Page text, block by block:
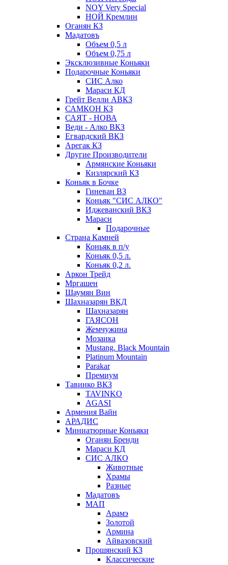
NOY Very Speсial
НОЙ Кремлин
Оганян КЗ
Мадатовъ
Объем 0,5 л
Объем 0,75 л
Эксклюзивные Коньяки
Подарочные Коньяки
СИС Алко
Мараси КД
Грейт Велли АВКЗ
САМКОН КЗ
САЯТ - НОВА
Веди - Алко ВКЗ
Егвардский ВКЗ
Арегак КЗ
Другие Производители
Армянские Коньяки
Кизлярский КЗ
Коньяк в Бочке
Гиневан ВЗ
Коньяк "СИС АЛКО"
Иджеванский ВКЗ
Мараси
Подарочные
Страна Камней
Коньяк в п/у
Коньяк 0,5 л.
Коньяк 0,2 л.
Аркон Трейд
Мргашен
Шаумян Вин
Шахназарян ВКД
Шахназарян
ГАЯСОН
Жемчужина
Мозаика
Mustang. Black Mountain
Platinum Mountain
Parakar
Премиум
Тавинко ВКЗ
TAVINKO
AGASI
Армения Вайн
АРАДИС
Миниатюрные Коньяки
Оганян Бренди
Мараси КД
СИС АЛКО
Животные
Храмы
Разные
Мадатовъ
МАП
Арамэ
Золотой
Армина
Айвазовский
Прошянский КЗ
Классические